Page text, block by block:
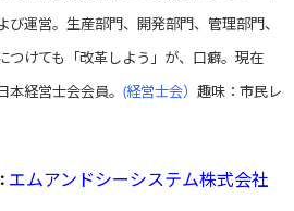
び運営。生産部門、開発部門、管理部門、
つけても「改革しよう」が、口癖。現在
本経営士会会員。 (経営士会） 趣味：市民レ
エムアンドシーシステム株式会社